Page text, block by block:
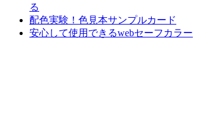
る
配色実験！色見本サンプルカード
安心して使用できるwebセーフカラー